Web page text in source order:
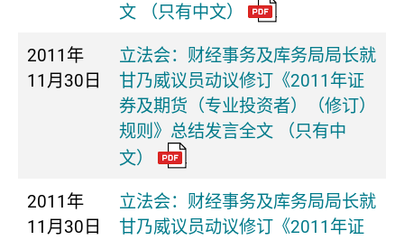
文 （只有中文）
2011年
11月30日
立法会：财经事务及库务局局长就
甘乃威议员动议修订《2011年证
券及期货（专业投资者）（修订）
规则》总结发言全文 （只有中
文）
2011年
11月30日
立法会：财经事务及库务局局长就
甘乃威议员动议修订《2011年证